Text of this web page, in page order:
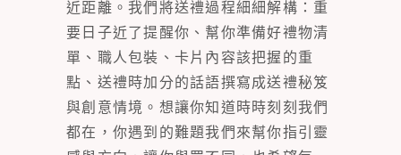
近距離。我們將送禮過程細細解構：重
要日子近了提醒你、幫你準備好禮物清
單、職人包裝、卡片內容該把握的重
點、送禮時加分的話語撰寫成送禮秘笈
與創意情境。想讓你知道時時刻刻我們
都在，你遇到的難題我們來幫你指引靈